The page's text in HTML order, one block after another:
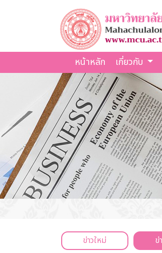
หน้าหลัก เกี่ยวกับ
ข่าวใหม่ ข่